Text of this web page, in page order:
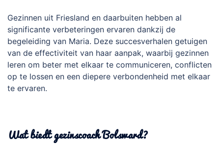
Gezinnen uit Friesland en daarbuiten hebben al
significante verbeteringen ervaren dankzij de
begeleiding van Maria. Deze succesverhalen getuigen
van de effectiviteit van haar aanpak, waarbij gezinnen
leren om beter met elkaar te communiceren, conflicten
op te lossen en een diepere verbondenheid met elkaar
te ervaren.
Wat biedt gezinscoach Bolsward?